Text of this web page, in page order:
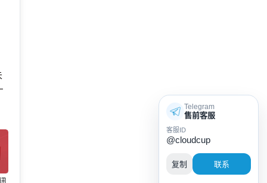
Telegram
售前客服
客服ID
@cloudcup
复制 联系